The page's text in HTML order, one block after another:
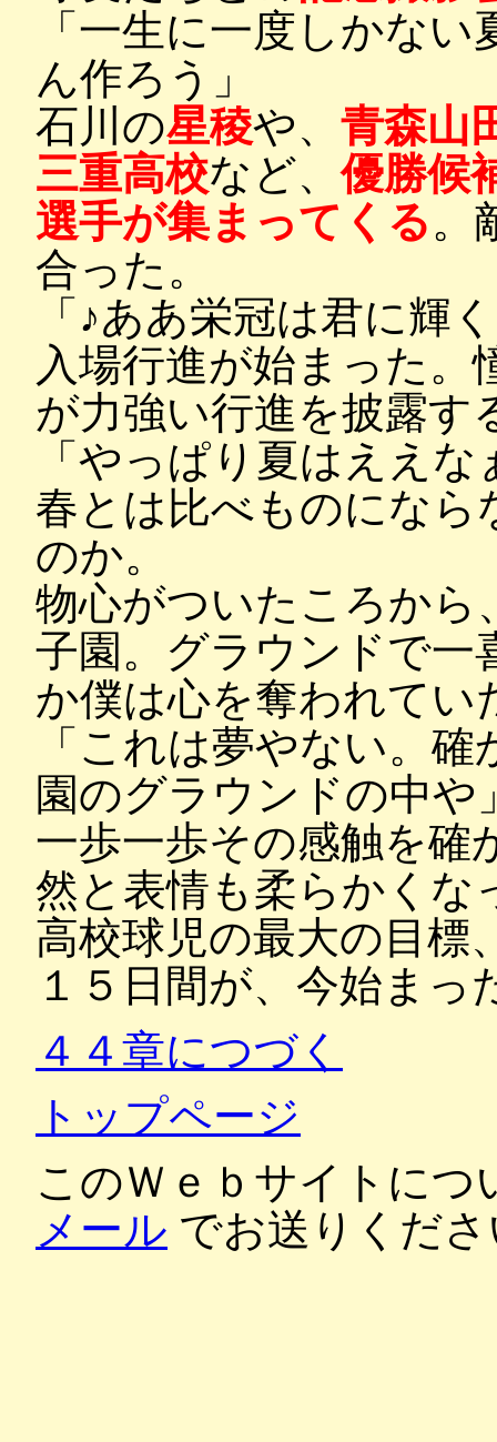
「一生に一度しかな
ん作ろう」
石川の星稜や、 青森山
三重高校など、優勝候
選手が集まってくる。
合った。
「♪ああ栄冠は君に輝
入場行進が始まった。
が力強い行進を披露す
「やっぱり夏はええな
春とは比べものになら
のか。
物心がついたころから
子園。グラウンドで一
か僕は心を奪われてい
「これは夢やない。
園のグラウンドの中や
一歩一歩その感触を確
然と表情も柔らかくな
高校球児の最大の目標
１５日間が、今始まっ
４４章につづく
トップページ
このＷｅｂサイトにつ
メール でお送りくだ